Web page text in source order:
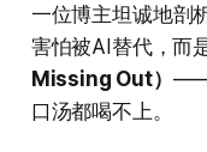
一位博主坦诚地剖
害怕被AI替代，而
Missing Out） ——
口汤都喝不上。